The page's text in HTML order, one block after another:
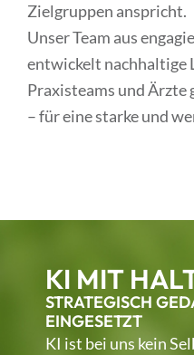
Zielgruppen anspricht.
Unser Team aus
entwickelt nachhaltige
Praxisteams und Ärzte
– für eine starke und
KI MIT
STRATEGISCH
EINGESETZT
KI ist bei uns kein